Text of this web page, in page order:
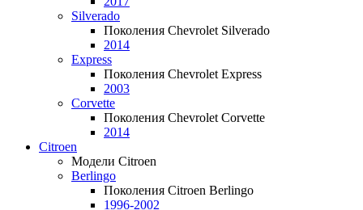
Silverado
Поколения Chevrolet Silverado
2014
Express
Поколения Chevrolet Express
2003
Corvette
Поколения Chevrolet Corvette
2014
Citroen
Модели Citroen
Berlingo
Поколения Citroen Berlingo
1996-2002